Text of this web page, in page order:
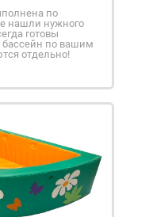
по
нашли нужного
готовы
бассейн по вашим
отдельно!